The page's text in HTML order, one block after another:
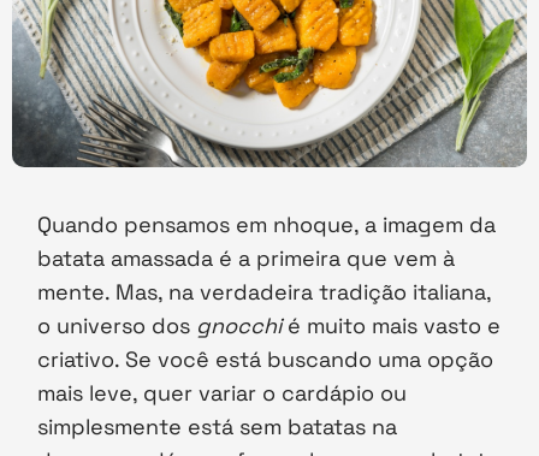
Quando pensamos em nhoque, a imagem da
batata amassada é a primeira que vem à
mente. Mas, na verdadeira tradição italiana,
o universo dos gnocchié muito mais vasto e
criativo. Se você está buscando uma opção
mais leve, quer variar o cardápio ou
simplesmente está sem batatas na